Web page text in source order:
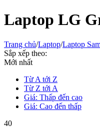
Laptop LG
Trang chủ/Laptop/Laptop
Sắp xếp theo:
Mới nhất
Từ A tới Z
Từ Z tới A
Giá: Thấp đến cao
Giá: Cao đến thấp
40